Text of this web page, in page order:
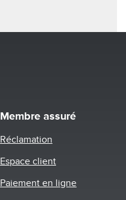
Membre assuré
Réclamation
Espace client
Paiement en ligne